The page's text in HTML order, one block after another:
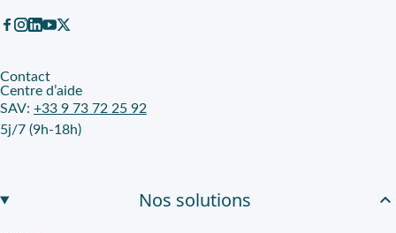
Contact
Centre d’aide
SAV: +33 9 73 72 25 92
5j/7 (9h-18h)
Nos solutions